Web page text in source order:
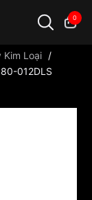
0
Kim Loại /
012DLS